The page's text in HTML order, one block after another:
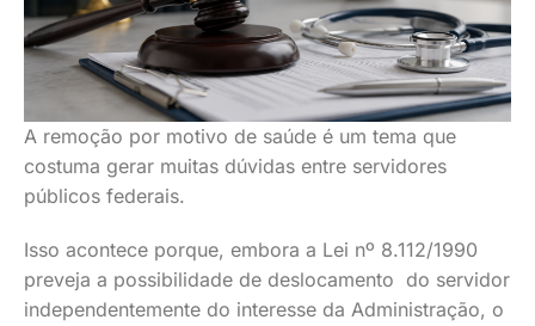
A remoção por motivo de saúde é um tema que
costuma gerar muitas dúvidas entre servidores
públicos federais.
Isso acontece porque, embora a Lei nº 8.112/1990
preveja a possibilidade de deslocamento do servidor
independentemente do interesse da Administração, o